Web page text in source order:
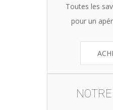
Toutes les
pour un